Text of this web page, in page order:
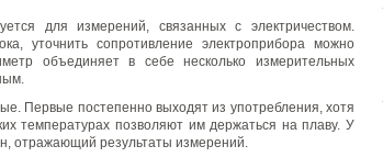
для измерений, связанных с электричеством.
уточнить сопротивление электроприбора можно
объединяет в себе несколько измерительных
Первые постепенно выходят из употребления, хотя
температурах позволяют им держаться на плаву. У
отражающий результаты измерений.